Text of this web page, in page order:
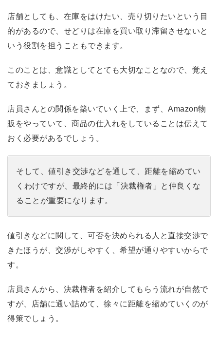
店舗としても、在庫をはけたい、売り切りたいという目
的があるので、せどりは在庫を買い取り滞留させないと
いう役割を担うこともできます。
このことは、意識としてとても大切なことなので、覚え
ておきましょう。
店員さんとの関係を築いていく上で、まず、Amazon物
販をやっていて、商品の仕入れをしていることは伝えて
おく必要があるでしょう。
そして、値引き交渉などを通して、距離を縮めてい
くわけですが、最終的には「決裁権者」と仲良くな
ることが重要になります。
値引きなどに関して、可否を決められる人と直接交渉で
きたほうが、交渉がしやすく、希望が通りやすいからで
す。
店員さんから、決裁権者を紹介してもらう流れが自然で
すが、店舗に通い詰めて、徐々に距離を縮めていくのが
得策でしょう。